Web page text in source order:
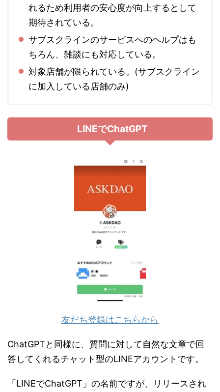
れるため利用者の安心度が向上するとして
期待されている。
サブスクラインのサービスへのヘルプはも
ちろん、雑談にも対応している。
対象店舗が限られている。(サブスクライン
に加入している店舗のみ)
LINEでChatGPT
友だち登録はこちらから
ChatGPTと同様に、質問に対して自然な文章で回
答してくれるチャット型のLINEアカウントです。
「LINEでChatGPT」の名前ですが、リリースされ